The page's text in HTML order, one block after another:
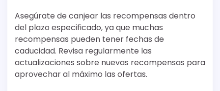
Asegúrate de canjear las recompensas dentro
del plazo especificado, ya que muchas
recompensas pueden tener fechas de
caducidad. Revisa regularmente las
actualizaciones sobre nuevas recompensas para
aprovechar al máximo las ofertas.